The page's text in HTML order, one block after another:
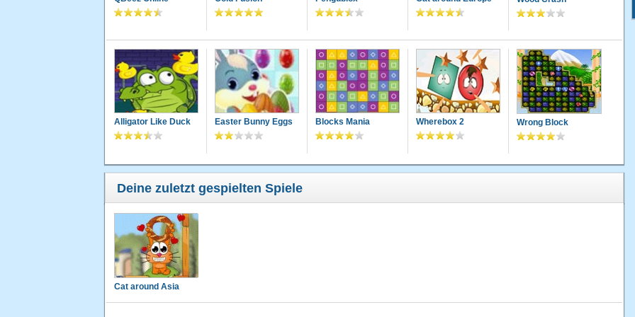
Alligator Like Duck Easter Bunny Eggs Blocks Mania Wherebox 2 Wrong Block
Deine zuletzt gespielten Spiele
Cat around Asia